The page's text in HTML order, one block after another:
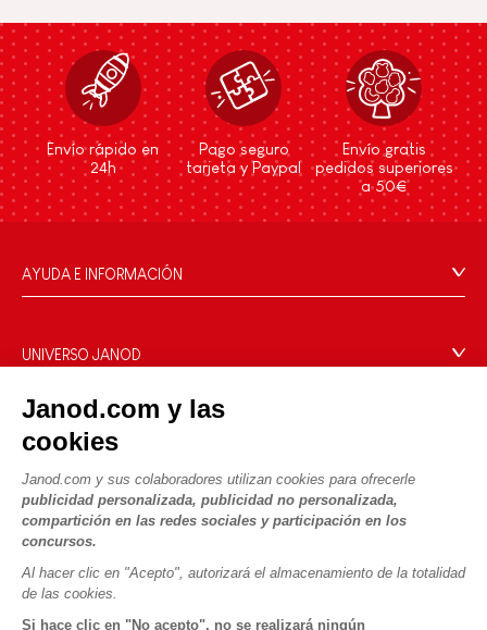
Janod.com y las
cookies
Janod.com y sus colaboradores utilizan cookies para ofrecerle
publicidad personalizada, publicidad no personalizada,
compartición en las redes sociales y participación en los
concursos.
Al hacer clic en "Acepto", autorizará el almacenamiento de la totalidad
de las cookies.
Si hace clic en "No acepto", no se realizará ningún
Envío rápido en
24h
Pago seguro
tarjeta y Paypal
Envío gratis
pedidos superiores
a 50€
AYUDA E INFORMACIÓN
Preguntas más frecuentes
Tiendas
Retirada de productos
Datos personales
Cookies
Condiciones de las ofertas
Condiciones de uso #YesJanod
UNIVERSO JANOD
¿Qué es FSC®?
NUESTROS SERVICIOS
Pago seguro
Métodos de envío
Vídeos
Reglas del juego y manuales
Piezas sueltas
PROFESIONAL
SÍGUENOS